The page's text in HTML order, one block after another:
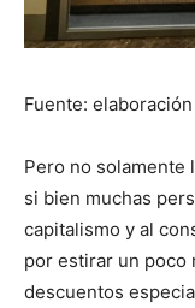
Fuente:
Pero no solamente
si bien muchas
capitalismo y al
por estirar un poco
descuentos